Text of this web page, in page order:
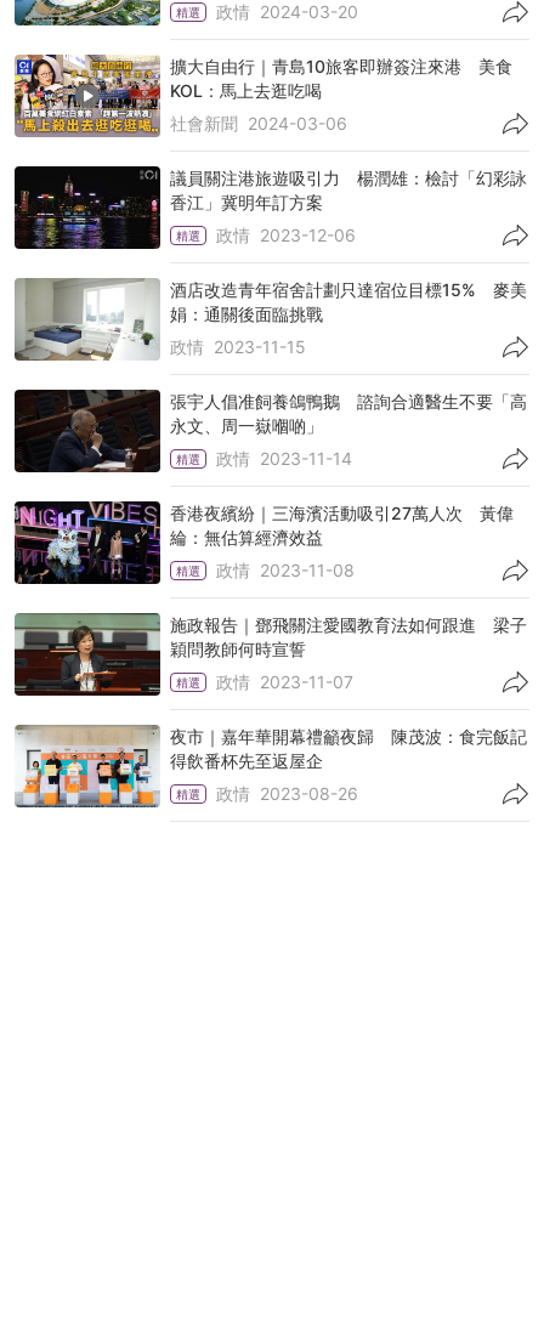
精選 政情 2024-03-20
擴大自由行｜青島10旅客即辦簽注來港 美食
KOL：馬上去逛吃喝
社會新聞 2024-03-06
議員關注港旅遊吸引力 楊潤雄：檢討「幻彩詠
香江」冀明年訂方案
精選 政情 2023-12-06
酒店改造青年宿舍計劃只達宿位目標15% 麥美
娟：通關後面臨挑戰
政情 2023-11-15
張宇人倡准飼養鴿鴨鵝 諮詢合適醫生不要「高
永文、周一嶽嗰啲」
精選 政情 2023-11-14
香港夜繽紛｜三海濱活動吸引27萬人次 黃偉
綸：無估算經濟效益
精選 政情 2023-11-08
施政報告｜鄧飛關注愛國教育法如何跟進 梁子
穎問教師何時宣誓
精選 政情 2023-11-07
夜市｜嘉年華開幕禮籲夜歸 陳茂波：食完飯記
得飲番杯先至返屋企
精選 政情 2023-08-26